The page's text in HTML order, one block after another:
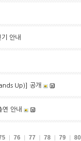
안내
Up)] 공개
안내
76 77 78 79 80